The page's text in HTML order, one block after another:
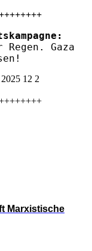
Regen. Gaza
Marxistische